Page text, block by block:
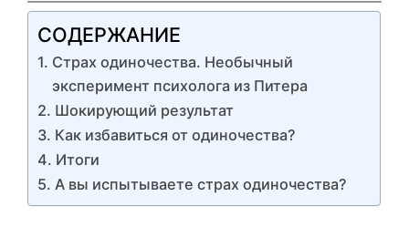
СОДЕРЖАНИЕ
Страх одиночества. Необычный
эксперимент психолога из Питера
Шокирующий результат
Как избавиться от одиночества?
Итоги
А вы испытываете страх одиночества?